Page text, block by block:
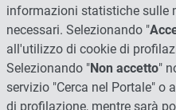
informazioni statistiche sulle
necessari. Selezionando "
all'utilizzo di cookie di
Selezionando "Non accetto"
servizio "Cerca nel Portale" o
di profilazione, mentre sarà